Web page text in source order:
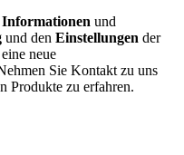
Informationen und
und den Einstellungen der
neue
Sie Kontakt zu uns
Produkte zu erfahren.